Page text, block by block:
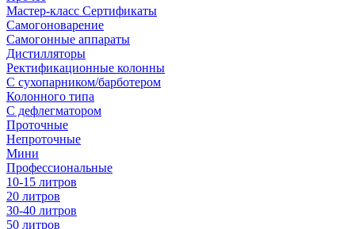
Мастер-класс Сертификаты
Самогоноварение
Самогонные аппараты
Дистилляторы
Ректификационные колонны
С сухопарником/барботером
Колонного типа
С дефлегматором
Проточные
Непроточные
Мини
Профессиональные
10-15 литров
20 литров
30-40 литров
50 литров